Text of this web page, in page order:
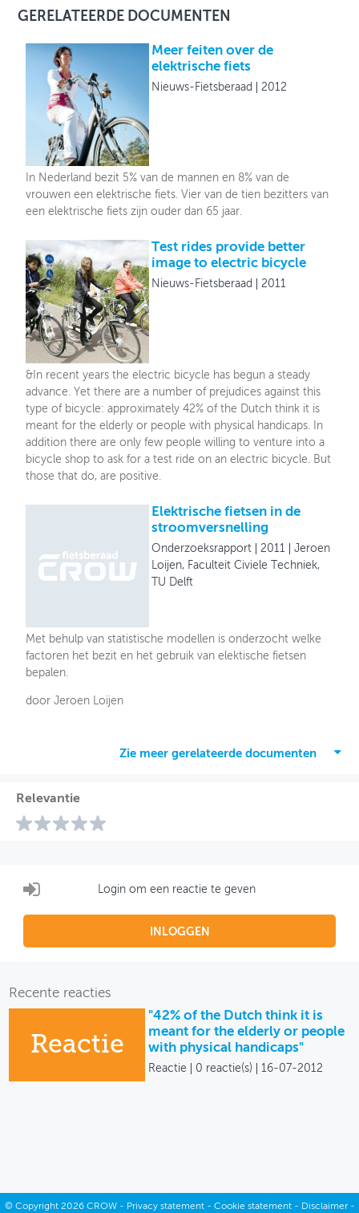
GERELATEERDE DOCUMENTEN
Meer feiten over de
elektrische fiets
Nieuws-Fietsberaad 2012
In Nederland bezit 5% van de mannen en 8% van de
vrouwen een elektrische fiets. Vier van de tien bezitters van
een elektrische fiets zijn ouder dan 65 jaar.
Test rides provide better
image to electric bicycle
Nieuws-Fietsberaad 2011
&In recent years the electric bicycle has begun a steady
advance. Yet there are a number of prejudices against this
type of bicycle: approximately 42% of the Dutch think it is
meant for the elderly or people with physical handicaps. In
addition there are only few people willing to venture into a
bicycle shop to ask for a test ride on an electric bicycle. But
those that do, are positive.
Elektrische fietsen in de
stroomversnelling
Onderzoeksrapport 2011
Jeroen
Loijen, Faculteit Civiele Techniek,
TU Delft
Met behulp van statistische modellen is onderzocht welke
factoren het bezit en het gebruik van elektische fietsen
bepalen.
door Jeroen Loijen
Zie meer gerelateerde documenten
Relevantie
Login om een reactie te geven
INLOGGEN
Recente reacties
Reactie
"42% of the Dutch think it is
meant for the elderly or people
with physical handicaps"
Reactie 0 reactie(s) 16-07-2012
© Copyright2026 CROW - Privacy statement- Cookie statement- Disclaimer-